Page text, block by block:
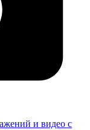
и видео с